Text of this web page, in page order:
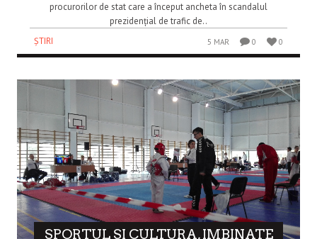
procurorilor de stat care a început ancheta în scandalul
prezidențial de trafic de..
ȘTIRI
5 MAR 0 0
SPORTUL SI CULTURA, IMBINATE